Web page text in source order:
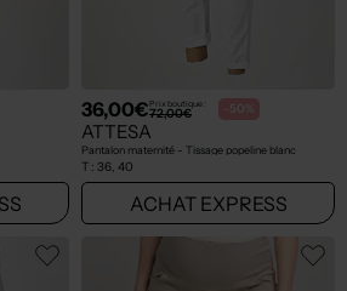
36,00€Prix boutique :
72,00€ -50%
ATTESA
Pantalon maternité - Tissage popeline blanc
T : 36, 40
ACHAT EXPRESS